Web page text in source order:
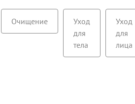
Очищение
Уход
для
тела
Уход
для
лица